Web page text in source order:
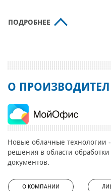
ПОДРОБНЕЕ
О
Новые облачные технологии
решения в области
документов.
О КОМПАНИИ